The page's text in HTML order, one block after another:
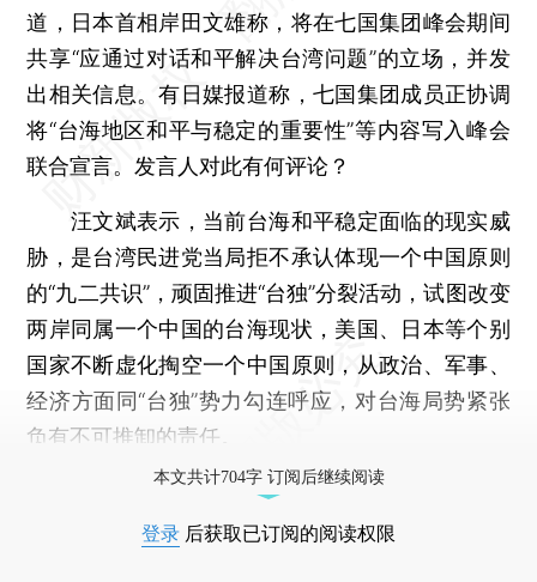
道，日本首相岸田文雄称，将在七国集团峰会期间
共享“应通过对话和平解决台湾问题”的立场，并发
出相关信息。有日媒报道称，七国集团成员正协调
将“台海地区和平与稳定的重要性”等内容写入峰会
联合宣言。发言人对此有何评论？
汪文斌表示，当前台海和平稳定面临的现实威
胁，是台湾民进党当局拒不承认体现一个中国原则
的“九二共识”，顽固推进“台独”分裂活动，试图改变
两岸同属一个中国的台海现状，美国、日本等个别
国家不断虚化掏空一个中国原则，从政治、军事、
经济方面同“台独”势力勾连呼应，对台海局势紧张
负有不可推卸的责任。
本文共计704字 订阅后继续阅读
登录 后获取已订阅的阅读权限